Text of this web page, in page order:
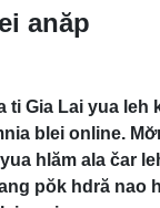
anăp
ti Gia Lai yua leh
blei online.
hlăm ala čar
pŏk hdră nao